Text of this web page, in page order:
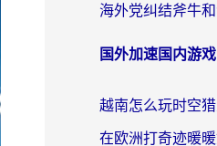
国外加速国内游戏